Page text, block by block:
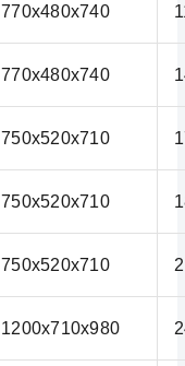
770x480x740
770x480x740
750x520x710
750x520x710
750x520x710
1200x710x980